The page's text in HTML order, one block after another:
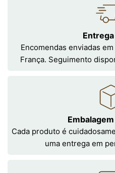
Encomendas enviadas
França. Seguimento
Cada produto é
uma entrega em